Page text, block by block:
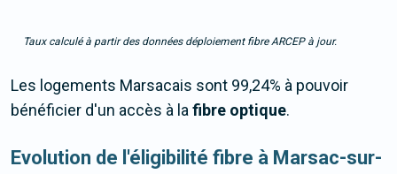
Taux calculé à partir des données déploiement fibre ARCEP à jour.
Les logements Marsacais sont 99,24% à pouvoir
bénéficier d'un accès à lafibre optique.
Evolution de l'éligibilité fibre à Marsac-sur-